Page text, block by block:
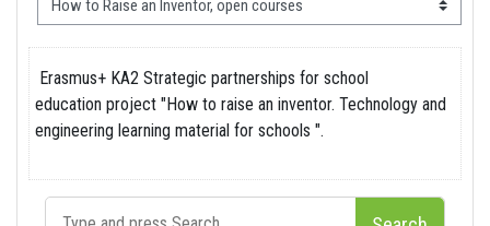
Erasmus+ KA2 Strategic partnerships for school
education project "How to raise an inventor. Technology and
engineering learning material for schools ".